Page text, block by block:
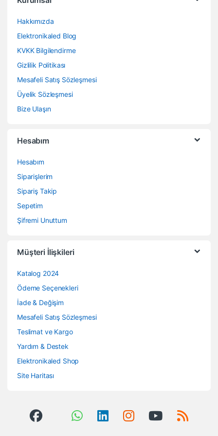
Hakkımızda
Elektronikaled Blog
KVKK Bilgilendirme
Gizlilik Politikası
Mesafeli Satış Sözleşmesi
Üyelik Sözleşmesi
Bize Ulaşın
Hesabım
Hesabım
Siparişlerim
Sipariş Takip
Sepetim
Şifremi Unuttum
Müşteri İlişkileri
Katalog 2024
Ödeme Seçenekleri
İade & Değişim
Mesafeli Satış Sözleşmesi
Teslimat ve Kargo
Yardım & Destek
Elektronikaled Shop
Site Haritası